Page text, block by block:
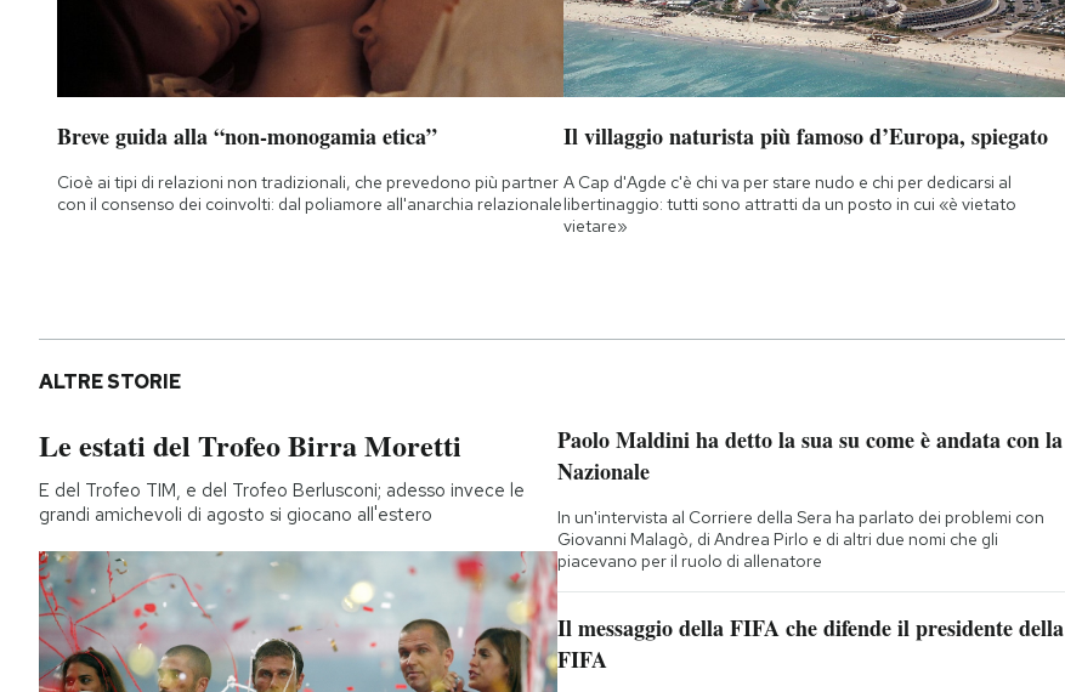
Breve guida alla “non-monogamia etica”
Cioè ai tipi di relazioni non tradizionali, che prevedono più partner
con il consenso dei coinvolti: dal poliamore all'anarchia relazionale
Il villaggio naturista più famoso d’Europa, spiegato
A Cap d'Agde c'è chi va per stare nudo e chi per dedicarsi al
libertinaggio: tutti sono attratti da un posto in cui «è vietato
vietare»
ALTRE STORIE
Le estati del Trofeo Birra Moretti
E del Trofeo TIM, e del Trofeo Berlusconi; adesso invece le
grandi amichevoli di agosto si giocano all'estero
Paolo Maldini ha detto la sua su come è andata con la
Nazionale
In un'intervista al Corriere della Sera ha parlato dei problemi con
Giovanni Malagò, di Andrea Pirlo e di altri due nomi che gli
piacevano per il ruolo di allenatore
Il messaggio della FIFA che difende il presidente della
FIFA